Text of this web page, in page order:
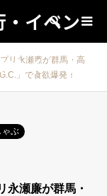
イベン
サイト！
検索
リ永瀬廉が群馬・高
」で食欲爆発！
ゃぶ
永瀬廉が群馬・